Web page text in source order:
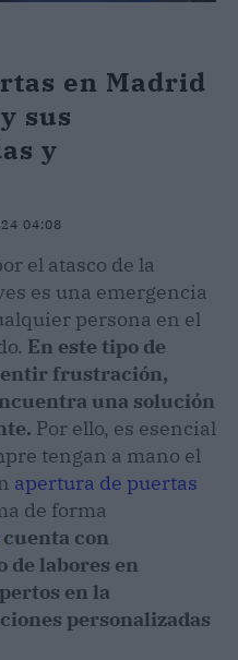
en Madrid
sus
y
04:08
el atasco de la
es una emergencia
persona en el
En este tipo de
frustración,
una solución
Por ello, es esencial
tengan a mano el
apertura de puertas
de forma
cuenta con
de labores en
en la
personalizadas